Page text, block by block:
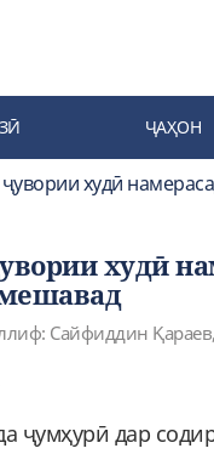
ҶАҲОН
худӣ
худӣ
Сайфиддин
ҷумҳурӣ дар